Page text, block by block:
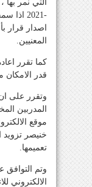
-2021
اصدار قرار
المعنيين.
كما تقرر
قدر الامكان
وتقرر على
المدربين
موقع
خنيصر تزويد
تعميمها.
وتم التوافق
الالكتروني